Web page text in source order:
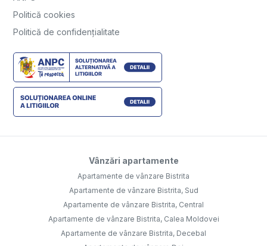
Politică cookies
Politică de confidențialitate
Vânzări apartamente
Apartamente de vânzare Bistrita
Apartamente de vânzare Bistrita, Sud
Apartamente de vânzare Bistrita, Central
Apartamente de vânzare Bistrita, Calea Moldovei
Apartamente de vânzare Bistrita, Decebal